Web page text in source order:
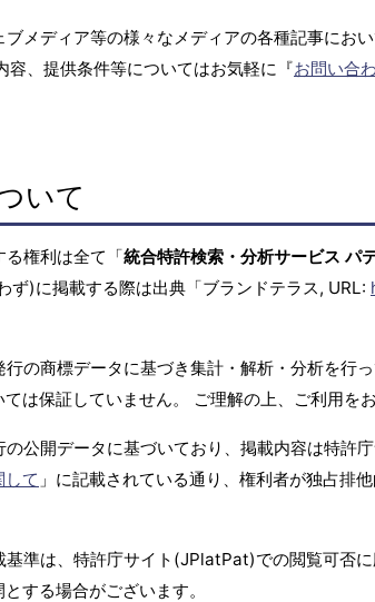
メディア等の様々なメディアの各種記事にお
容、提供条件等についてはお気軽に『お問い合
いて
る権利は全て「統合特許検索・分析サービス パ
ず)に掲載する際は出典「ブランドテラス, URL:
の商標データに基づき集計・解析・分析を行
は保証していません。 ご理解の上、ご利用を
公開データに基づいており、掲載内容は特許
して 」に記載されている通り、権利者が独占排
基準は、特許庁サイト(JPlatPat)での閲覧可否
する場合がございます。